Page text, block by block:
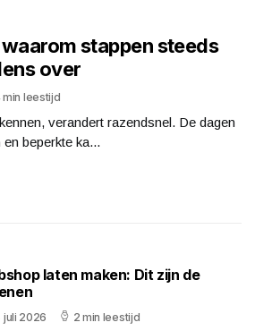
stappen steeds
over
min leestijd
verandert razendsnel. De dagen
beperkte ka...
laten maken: Dit zijn de
juli 2026 2 min leestijd